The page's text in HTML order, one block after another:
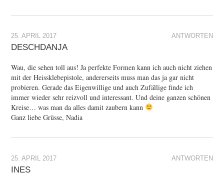
ANTWORTEN
25. APRIL 2017
DESCHDANJA
Wau, die sehen toll aus! Ja perfekte Formen kann ich auch nicht ziehen
mit der Heissklebepistole, andererseits muss man das ja gar nicht
probieren. Gerade das Eigenwillige und auch Zufällige finde ich
immer wieder sehr reizvoll und interessant. Und deine ganzen schönen
Kreise… was man da alles damit zaubern kann
Ganz liebe Grüsse, Nadia
ANTWORTEN
25. APRIL 2017
INES